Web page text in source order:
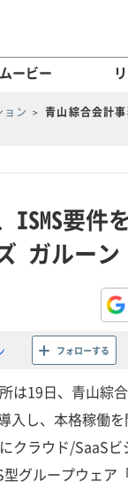
ムービー
ン 青山綜合会計
要件
ガルーン
フォローする
は19日、青山綜
入し、本格稼働
クラウド/SaaS
グループウェア